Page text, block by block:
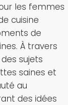
les femmes
cuisine
de
À travers
sujets
saines et
au
des idées